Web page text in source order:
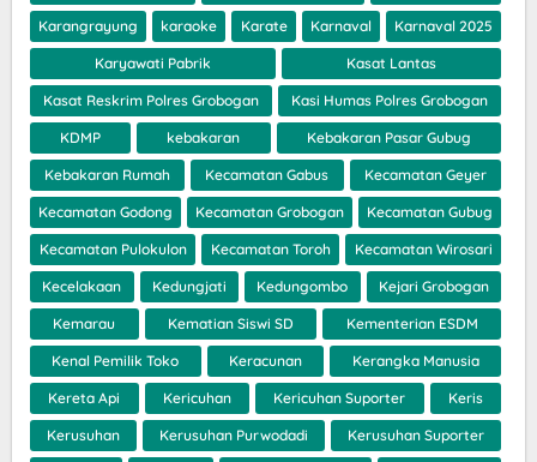
Karangrayung karaoke Karate Karnaval Karnaval 2025
Karyawati Pabrik Kasat Lantas
Kasat Reskrim Polres Grobogan Kasi Humas Polres Grobogan
KDMP kebakaran Kebakaran Pasar Gubug
Kebakaran Rumah Kecamatan Gabus Kecamatan Geyer
Kecamatan Godong Kecamatan Grobogan Kecamatan Gubug
Kecamatan Pulokulon Kecamatan Toroh Kecamatan Wirosari
Kecelakaan Kedungjati Kedungombo Kejari Grobogan
Kemarau Kematian Siswi SD Kementerian ESDM
Kenal Pemilik Toko Keracunan Kerangka Manusia
Kereta Api Kericuhan Kericuhan Suporter Keris
Kerusuhan Kerusuhan Purwodadi Kerusuhan Suporter